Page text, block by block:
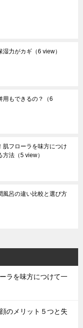
湿力がカギ （6 view）
用もできるの？
（6
肌フローラを味方につけ
方法 （5 view）
風呂の違い比較と選び方
ラを味方につけて一
のメリット５つと失